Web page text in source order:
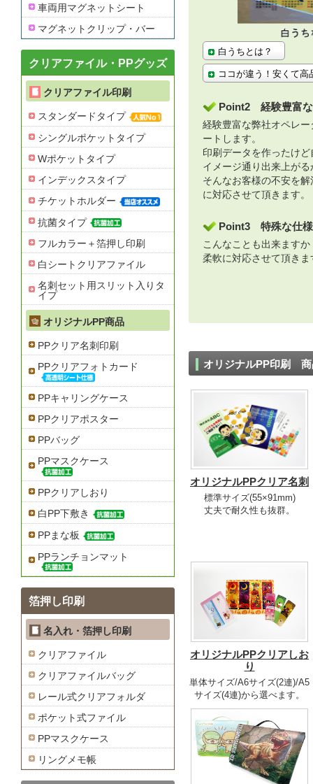
白うちとは？
ココが違う！安くて
Point2 経験豊富な
経験豊富な弊社オペレ
ートします。
印刷データを作ったけ
イメージ通り出来上が
そんなお客様の不安を
に対応させて頂きます。
Point3 特殊な仕様
こんなことも出来ます
柔軟に対応させて頂きま
オリジナルPP印刷 商
オリジナルPPクリア名刺
標準サイズ(55×91mm)
丈夫で耐久性も抜群。
オリジナルPPクリアしお
り
単体サイズ/A6サイズ(2連)/A5
サイズ(4連)から選べます。
車両用マグネットシート
マグネットクリップ・バー
クリアファイル・PPグッズ
クリアファイル印刷
スタンダードタイプ
シングルポケットタイプ
Wポケットタイプ
インデックスタイプ
チケットホルダー
抗菌タイプ
フルカラー＋箔押し印刷
白シートクリアファイル
名刺セット用スリット入りタ
イプ
オリジナルPP商品
PPクリア名刺印刷
PPクリアフォトカード
PPキャリングケース
PPクリアポスター
PPバッグ
PPマスクケース
PPクリアしおり
白PP下敷き
PPまな板
PPランチョンマット
箔押し印刷
名入れ・箔押し印刷
クリアファイル
クリアファイルバッグ
レール式クリアフォルダ
ポケット式ファイル
PPマスクケース
リングメモ帳